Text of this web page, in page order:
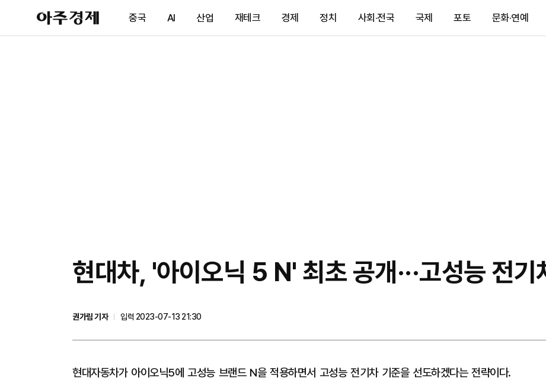
아
주
제
중국 AI 산업 재테크 경제 정치 사회·전국 국제 포토 문화·연예
현대차, '아이오닉 5 N' 최초 공개···고성능 전
권가림 기자
입력 2023-07-13 21:30
현대자동차가 아이오닉5에 고성능 브랜드 N을 적용하면서 고성능 전기차 기준을 선도하겠다는 전략이다.